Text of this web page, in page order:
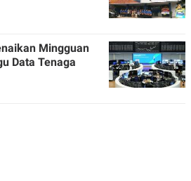
Mingguan
Data Tenaga